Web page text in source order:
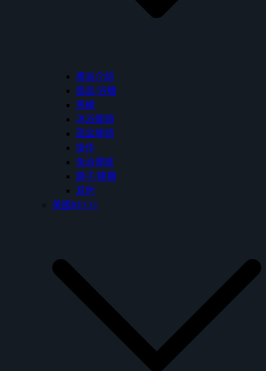
產品介紹
面盆/浴櫃
馬桶
沐浴龍頭
面盆龍頭
掛件
免治便座
鏡子/鏡櫃
其他
美國RECO